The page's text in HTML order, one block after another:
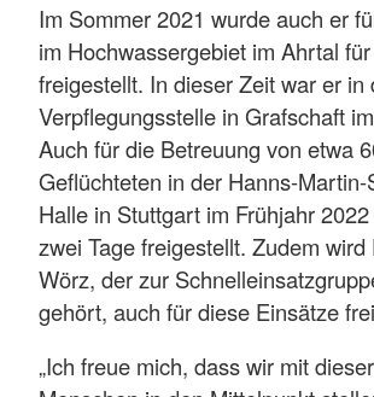
Im Sommer 2021 wurde auch er
im Hochwassergebiet im Ahrtal
freigestellt. In dieser Zeit war er in
Verpflegungsstelle in Grafschaft
Auch für die Betreuung von etwa
Geflüchteten in der Hanns-Martin-
Halle in Stuttgart im Frühjahr
zwei Tage freigestellt. Zudem wird
Wörz, der zur
gehört, auch für diese Einsätze
„Ich freue mich, dass wir mit